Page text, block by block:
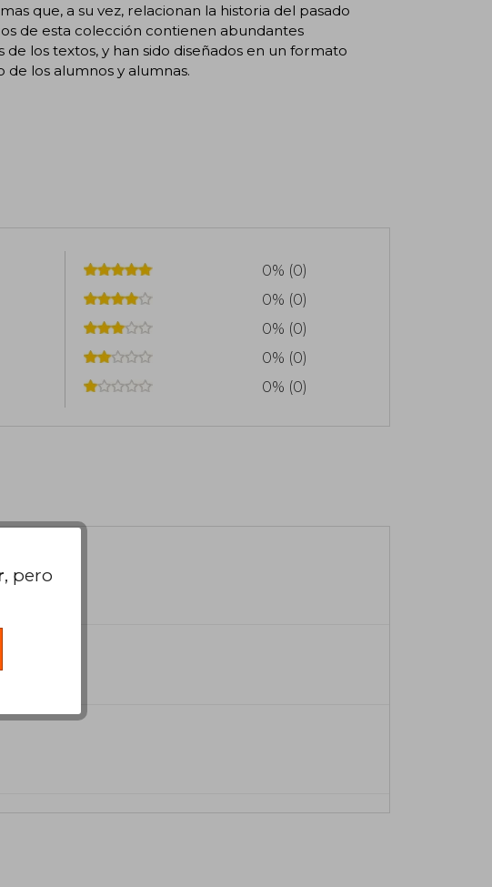
que, a su vez, relacionan la historia del pasado
de esta colección contienen abundantes
los textos, y han sido diseñados en un formato
los alumnos y alumnas.
0% (0)
0% (0)
0% (0)
0% (0)
0% (0)
, pero